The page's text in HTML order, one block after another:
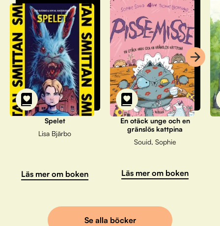
Spelet
Lisa Bjärbo
Läs mer om boken
En otäck unge och en
gränslös kattpina
Souid, Sophie
Läs mer om boken
Se alla böcker